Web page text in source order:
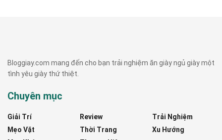
Bloggiay.com mang đến cho bạn trải nghiệm ăn giày ngủ giày một
tình yêu giày thứ thiệt.
Chuyên mục
Giải Trí
Mẹo Vặt
Review
Thời Trang
Trải Nghiệm
Xu Hướng